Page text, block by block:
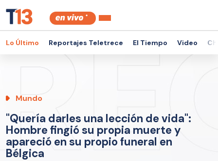
Lo Último Reportajes Teletrece El Tiempo Video
Mundo
"Quería darles una lección de vida":
Hombre fingió su propia muerte y
apareció en su propio funeral en
Bélgica